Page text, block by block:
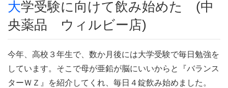
大学受験に向けて飲み始めた (中
央薬品 ウィルビー店)
今年、高校３年生で、数か月後には大学受験で毎日勉強を
しています。そこで母が亜鉛が脳にいいからと『バランス
ターＷＺ』を紹介してくれ、毎日４錠飲み始めました。